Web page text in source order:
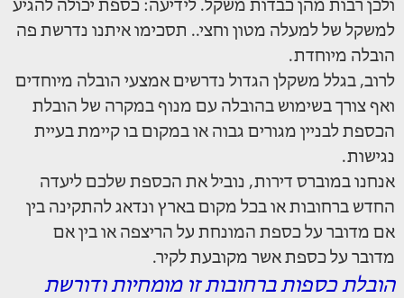
ולכן רבות מהן כבדות משקל. לידיעה: כספת יכולה להגיע
למשקל של למעלה מטון וחצי.. תסכימו איתנו נדרשת פה
הובלה מיוחדת.
לרוב, בגלל משקלן הגדול נדרשים אמצעי הובלה מיוחדים
ואף צורך בשימוש בהובלה עם מנוף במקרה של הובלת
הכספת לבניין מגורים גבוה או במקום בו קיימת בעיית
נגישות.
אנחנו במוברס דירות, נוביל את הכספת שלכם ליעדה
החדש ברחובות או בכל מקום בארץ ונדאג להתקינה בין
אם מדובר על כספת המונחת על הריצפה או בין אם
מדובר על כספת אשר מקובעת לקיר.
הובלת כספות ברחובות זו מומחיות ודורשת